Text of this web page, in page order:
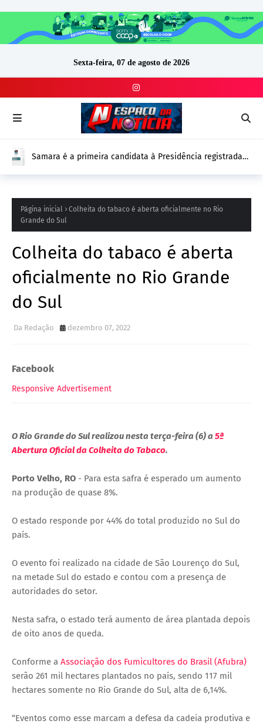
Sexta-feira, 07 de agosto de 2026
Samara é a primeira candidata à Presidência registrada
Página inicial
Colheita do tabaco é aberta oficialmente no Rio
Grande do Sul
Colheita do tabaco é aberta
oficialmente no Rio Grande
do Sul
Da Redação dezembro 07, 2022
Facebook
Responsive Advertisement
O Rio Grande do Sul realizou nesta terça-feira (6) a 5ª
Abertura Oficial da Colheita do Tabaco.
Porto Velho, RO - Para esta safra é esperado um aumento
na produção de quase 8%.
O estado responde por 44% do total produzido no Sul do
país.
O evento foi realizado na cidade de São Lourenço do Sul,
na metade Sul do estado e contou com a presença de
autoridades do setor.
Nesta safra, o estado terá aumento de área plantada depois
de oito anos de queda.
Conforme a Associação dos Fumicultores do Brasil (Afubra)
serão 261 mil hectares plantados no país, sendo 117 mil
hectares somente no Rio Grande do Sul, alta de 6,14%.
“Eventos como esse marcam a defesa da cadeia produtiva e